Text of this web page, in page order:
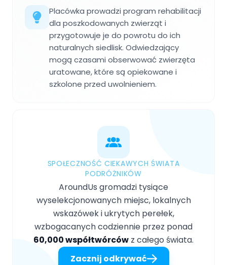
Placówka prowadzi program rehabilitacji
dla poszkodowanych zwierząt i
przygotowuje je do powrotu do ich
naturalnych siedlisk. Odwiedzający
mogą czasami obserwować zwierzęta
uratowane, które są opiekowane i
szkolone przed uwolnieniem.
SPOŁECZNOŚĆ CIEKAWYCH ŚWIATA
PODRÓŻNIKÓW
AroundUs gromadzi tysiące
wyselekcjonowanych miejsc, lokalnych
wskazówek i ukrytych perełek,
wzbogacanych codziennie przez ponad
60,000 współtwórców z całego świata.
Zacznij odkrywać